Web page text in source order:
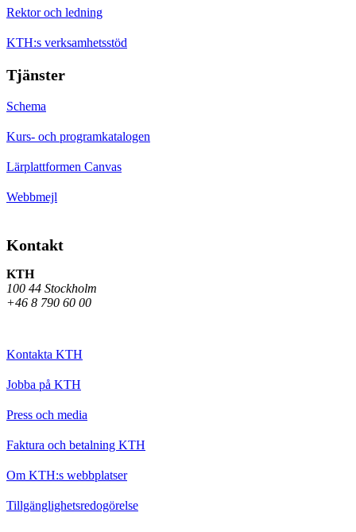
Rektor och ledning
KTH:s verksamhetsstöd
Tjänster
Schema
Kurs- och programkatalogen
Lärplattformen Canvas
Webbmejl
Kontakt
KTH
100 44 Stockholm
+46 8 790 60 00
Kontakta KTH
Jobba på KTH
Press och media
Faktura och betalning KTH
Om KTH:s webbplatser
Tillgänglighetsredogörelse